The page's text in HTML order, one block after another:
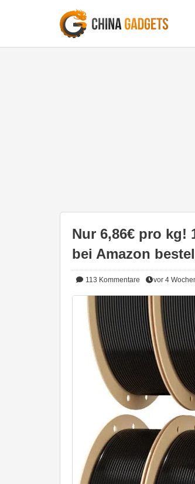
Nur 6,86€ pro kg!
bei Amazon
113 Kommentare vor 4